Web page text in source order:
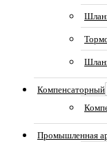
Компенсаторный
Промышленная